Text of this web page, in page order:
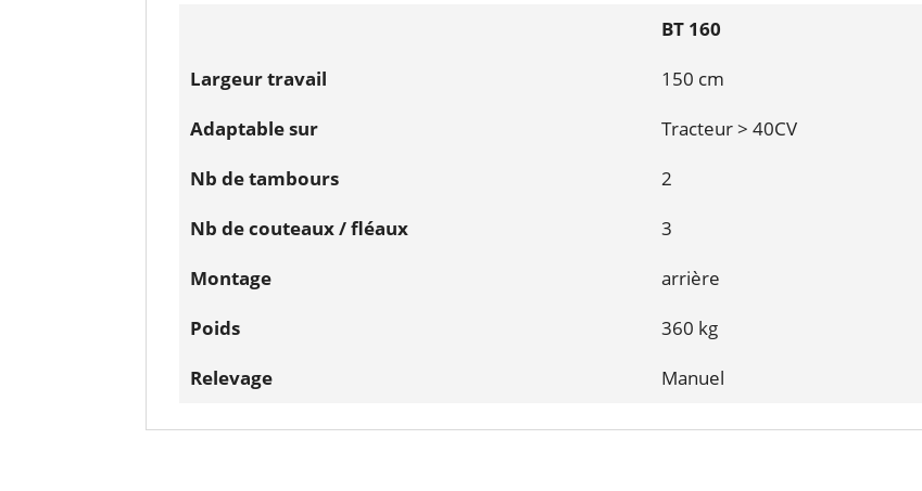
BT 160
Largeur travail
150 cm
Adaptable sur
Tracteur > 40CV
Nb de tambours
2
Nb de couteaux / fléaux
3
Montage
arrière
Poids
360 kg
Relevage
Manuel